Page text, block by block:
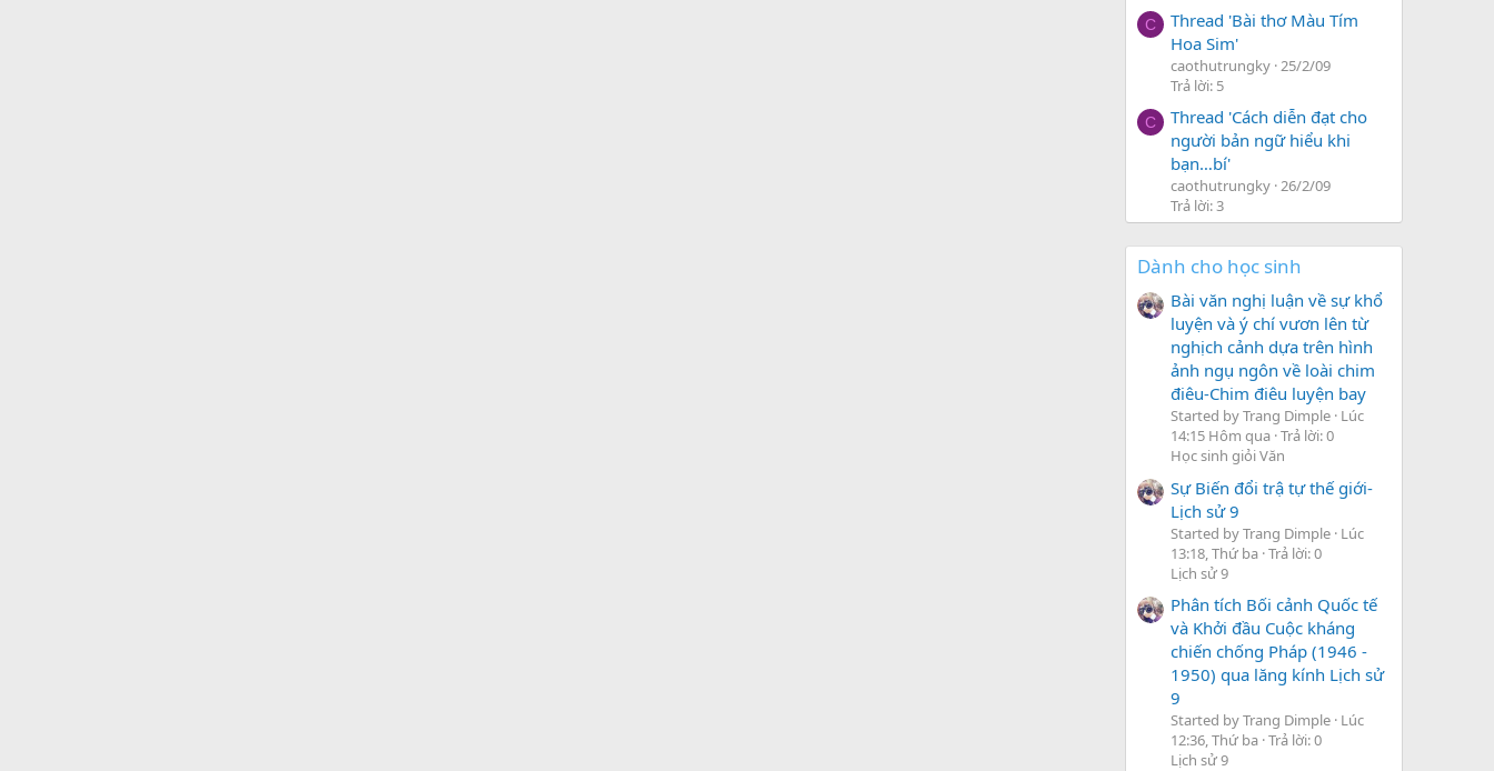
C
Thread 'Bài thơ Màu Tím
Hoa Sim'
caothutrungky 25/2/09
Trả lời: 5
C
Thread 'Cách diễn đạt cho
người bản ngữ hiểu khi
bạn…bí'
caothutrungky 26/2/09
Trả lời: 3
Dành cho học sinh
Bài văn nghị luận về sự khổ
luyện và ý chí vươn lên từ
nghịch cảnh dựa trên hình
ảnh ngụ ngôn về loài chim
điêu-Chim điêu luyện bay
Started by Trang Dimple Lúc
14:15 Hôm qua Trả lời: 0
Học sinh giỏi Văn
Sự Biến đổi trậ tự thế giới-
Lịch sử 9
Started by Trang Dimple Lúc
13:18, Thứ ba Trả lời: 0
Lịch sử 9
Phân tích Bối cảnh Quốc tế
và Khởi đầu Cuộc kháng
chiến chống Pháp (1946 -
1950) qua lăng kính Lịch sử
9
Started by Trang Dimple Lúc
12:36, Thứ ba Trả lời: 0
Lịch sử 9